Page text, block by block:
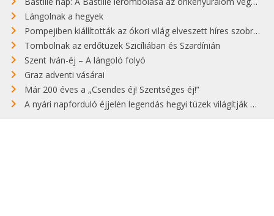
Lángolnak a hegyek
Pompejiben kiállították az ókori világ elveszett híres szobrának másolatát
Tombolnak az erdőtüzek Szicíliában és Szardínián
Szent Iván-éj – A lángoló folyó
Graz adventi vásárai
Már 200 éves a „Csendes éj! Szentséges éj!”
A nyári napforduló éjjelén legendás hegyi tüzek világítják meg Zugspitzét